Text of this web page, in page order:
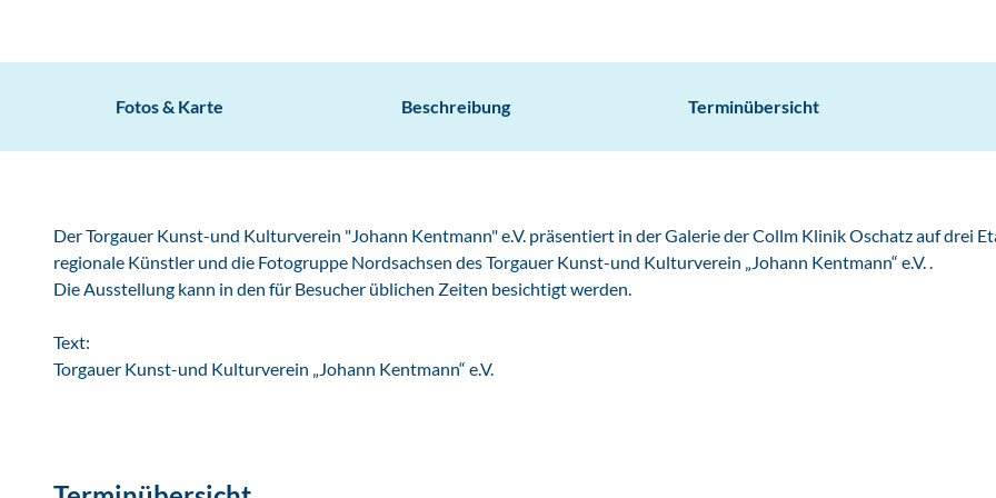
Fotos & Karte Beschreibung Terminübersicht
Der Torgauer Kunst-und Kulturverein "Johann Kentmann" e.V. präsentiert in der Galerie der Collm Klinik Oschatz auf drei
regionale Künstler und die Fotogruppe Nordsachsen des Torgauer Kunst-und Kulturverein „Johann Kentmann“ e.V. .
Die Ausstellung kann in den für Besucher üblichen Zeiten besichtigt werden.
Text:
Torgauer Kunst-und Kulturverein „Johann Kentmann“ e.V.